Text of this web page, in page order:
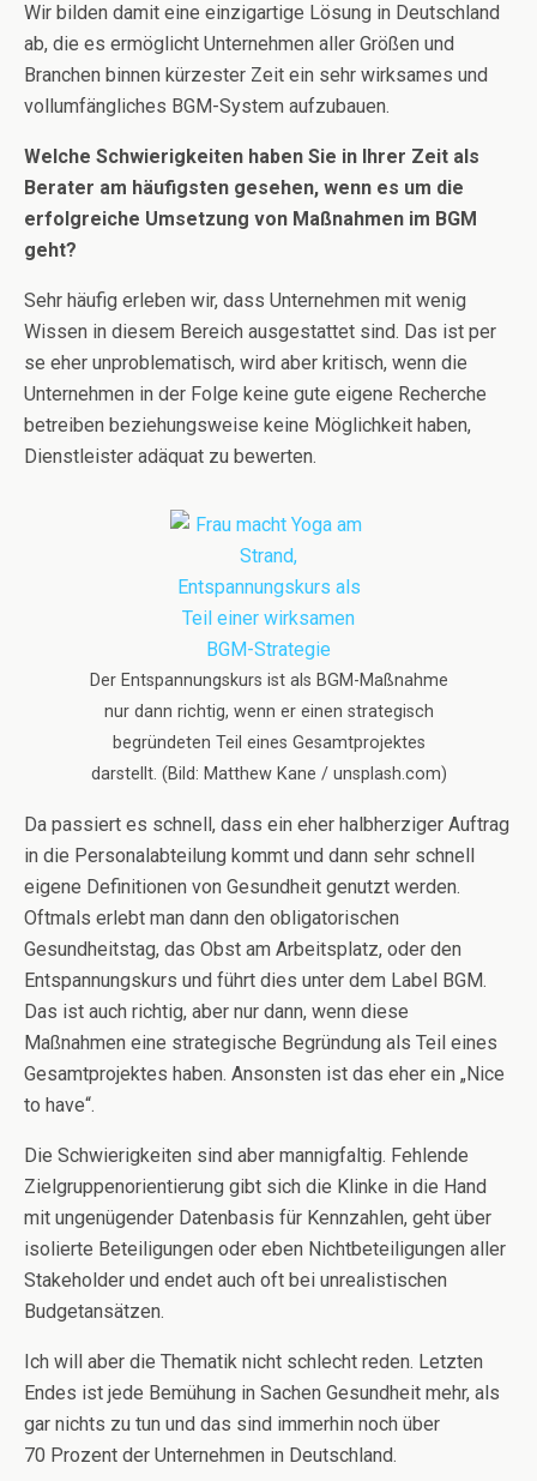
Wir bilden damit eine einzigartige Lösung in Deutschland
ab, die es ermöglicht Unternehmen aller Größen und
Branchen binnen kürzester Zeit ein sehr wirksames und
vollumfängliches BGM-System aufzubauen.
Welche Schwierigkeiten haben Sie in Ihrer Zeit als
Berater am häufigsten gesehen, wenn es um die
erfolgreiche Umsetzung von Maßnahmen im BGM
geht?
Sehr häufig erleben wir, dass Unternehmen mit wenig
Wissen in diesem Bereich ausgestattet sind. Das ist per
se eher unproblematisch, wird aber kritisch, wenn die
Unternehmen in der Folge keine gute eigene Recherche
betreiben beziehungsweise keine Möglichkeit haben,
Dienstleister adäquat zu bewerten.
Der Entspannungskurs ist als BGM-Maßnahme
nur dann richtig, wenn er einen strategisch
begründeten Teil eines Gesamtprojektes
darstellt. (Bild: Matthew Kane / unsplash.com)
Da passiert es schnell, dass ein eher halbherziger Auftrag
in die Personalabteilung kommt und dann sehr schnell
eigene Definitionen von Gesundheit genutzt werden.
Oftmals erlebt man dann den obligatorischen
Gesundheitstag, das Obst am Arbeitsplatz, oder den
Entspannungskurs und führt dies unter dem Label BGM.
Das ist auch richtig, aber nur dann, wenn diese
Maßnahmen eine strategische Begründung als Teil eines
Gesamtprojektes haben. Ansonsten ist das eher ein „Nice
to have“.
Die Schwierigkeiten sind aber mannigfaltig. Fehlende
Zielgruppenorientierung gibt sich die Klinke in die Hand
mit ungenügender Datenbasis für Kennzahlen, geht über
isolierte Beteiligungen oder eben Nichtbeteiligungen aller
Stakeholder und endet auch oft bei unrealistischen
Budgetansätzen.
Ich will aber die Thematik nicht schlecht reden. Letzten
Endes ist jede Bemühung in Sachen Gesundheit mehr, als
gar nichts zu tun und das sind immerhin noch über
70 Prozent der Unternehmen in Deutschland.